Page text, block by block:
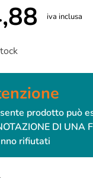
iva inclusa
prodotto può
DI
rifiutati